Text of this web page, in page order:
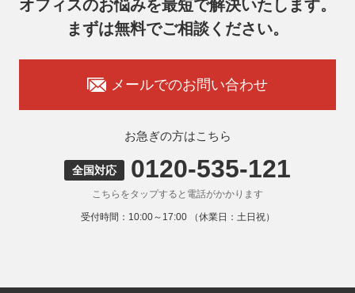
7. 個人情報を提供されることの任意性
お客様がご自身の個人情報を弊社に提供されるか否かはお客
は、適切なサービスをご提供できない場合がありますのでご
弊社ウェブサイトでは、利用者が当ウェブサイトを閲覧した
状況の分析のためにCookieを利用していますが、Cookieによ
る個人情報の取得はしていません。
9. 外国にある第三者への提供
お客様の個人情報を下記海外の個人情報取扱事業者へ提供す
る場合があります。
提供先の所在国の名称：アメリカ（Google LLC）
当該外国における個人情報の保護に関する制度：APECの
オフィスのお悩みを最短で解決いたします。
まずは無料でご相談ください。
メールでのお問い合わせ
お急ぎの方はこちら
全国対応 0120-535-121
こちらをタップすると電話がかかります
受付時間：10:00～17:00 （休業日：土日祝）